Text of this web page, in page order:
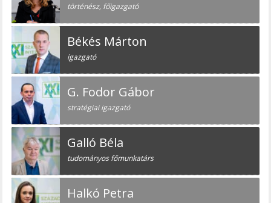
történész, főigazgató
Békés Márton
igazgató
G. Fodor Gábor
stratégiai igazgató
Galló Béla
tudományos főmunkatárs
Halkó Petra